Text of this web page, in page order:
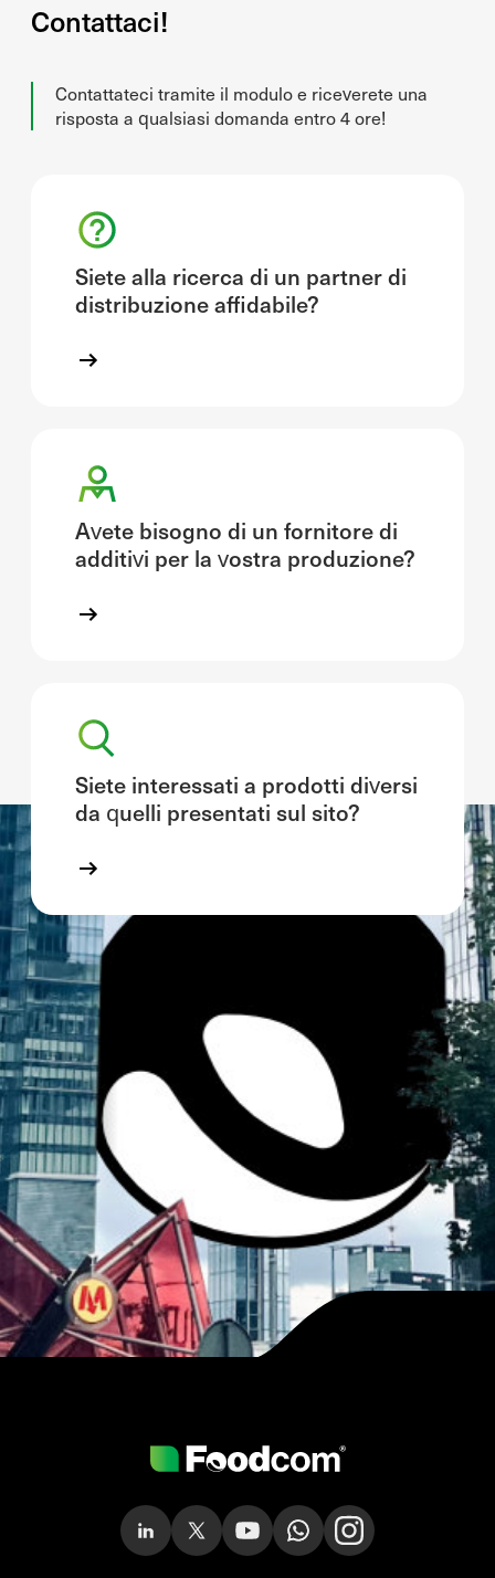
Contattaci!
Contattateci tramite il modulo e riceverete una
risposta a qualsiasi domanda entro 4 ore!
Siete alla ricerca di un partner di
distribuzione affidabile?
Avete bisogno di un fornitore di
additivi per la vostra produzione?
Siete interessati a prodotti diversi
da quelli presentati sul sito?